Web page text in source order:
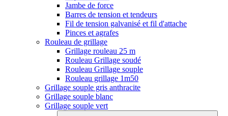
Jambe de force
Barres de tension et tendeurs
Fil de tension galvanisé et fil d'attache
Pinces et agrafes
Rouleau de grillage
Grillage rouleau 25 m
Rouleau Grillage soudé
Rouleau Grillage souple
Rouleau grillage 1m50
Grillage souple gris anthracite
Grillage souple blanc
Grillage souple vert